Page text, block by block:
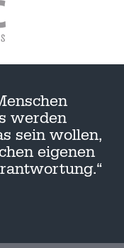
werden
sein wollen,
eigenen